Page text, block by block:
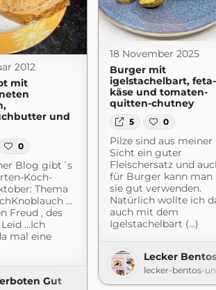
18 November 2025
Burger mit
igelstachelbart, feta-
käse und tomaten-
quitten-chutney
5 0
Pilze sind aus meiner
Sicht ein guter
Fleischersatz und
für Burger kann man
sie gut verwenden.
Natürlich wollte ich
auch mit dem
Igelstachelbart (...)
Lecker
lecker-bentos-
2012
mit
und
0
Blog gibt´s
Koch-
Thema
...
Freud , des
...Ich
mal eine
Gut